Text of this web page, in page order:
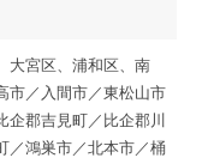
大宮区、浦和区、南
市／入間市／東松山市
企郡吉見町／比企郡川
／鴻巣市／北本市／桶